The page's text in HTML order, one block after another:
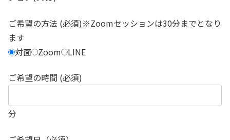
ご希望の方法 (必須)※Zoomセッションは30分までとなり
ます
対面 Zoom LINE
ご希望の時間 (必須)
分